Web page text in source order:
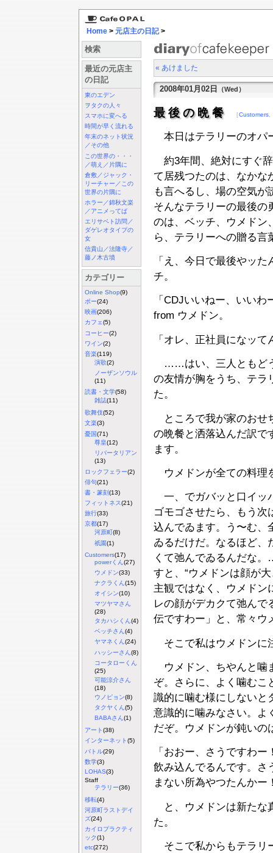
Home > 元店主の日記>
検索
最近の元店主
の日記
東のエデン
ヲタクの人々
スマホに変へる
時間が早く流れる
年末のネット状況
／その他
この世界の・・・
／萌え／片隅に
倉敷／ジャック・
リーチャー／この
世界の片隅に
ホラー／錦秋文楽
／アニメってば
エリサベト訪問／
ダゲレオタイプの
女
信貴山／法隆寺／
藤ノ木古墳
カテゴリー
Online Shop(9)
ポー(24)
映画(206)
カフェ(5)
コーヒー(2)
ワイン(2)
音楽(119)
演歌(2)
ノーザンソウル
(11)
読書・文学(58)
雑誌(11)
歌舞伎(52)
文楽(3)
憂国(71)
尊皇(12)
リバータリアン
(13)
ロックフェラー(2)
俳句(21)
書・篆刻(13)
フィットネス(21)
旅行(33)
京都(17)
河原町 (8)
祇園(1)
Customers(17)
powerくん (27)
ウメドン(33)
ナクラくん (15)
オイシン(10)
マツヤマさん
(28)
タカハシくん(4)
ベッチさん(4)
ヤマネくん(24)
ハッシーさん (8)
コータローくん
(25)
可能涼介さん
(18)
ウノピョン(8)
タクヤくん (5)
BABAさん (1)
アート(38)
インターネット(5)
バトル(29)
数学(3)
LOHAS(3)
Staff
テラリー(36)
移転(4)
河原町ラストデイ
ズ(24)
カイロプラクティ
ック(1)
etc(272)
« あけました
2008年01月02日 （Wed）
最後の晩餐 ［Customers,
本日はテラリーのオパ
約3年間、絶対にすぐ
て居残つたのは、なかな
も言へるし、場の空気
そんなテラリーの最後の
のは、ベッチ、ウメドン
ら、テラリーへの贈る言
「え、今日で最後やッ
チ。
「CDJいいねー、いい
from ウメドン。
「オレ、正社員になッ
……はい、三人ともど
の友情が胸をうち、テラ
た。
ところで我が家のおせ
の晩餐と洒落込んだ訳で
ます。
ウメドンが全ての料理
一、でガバッと口イッ
ゴモゴさせたら、もう次
込んでゐます。う〜む、
ゐるだけだ。なるほど、
くて弛んでゐるんだな
すと、“ウメドンは顔が
主観ではなく、ウメドン
レの顔がデカクて弛んで
伝ですわー」と、常々ウ
そこで私はウメドンに
ウメドン、ちやんと噛
ぞ。さらに、よく噛むこ
識的に噛む様にしないと
意識的に噛みなさい。よ
だぞ。ウメドンが鈍い
「おおー、さうですわ
飲み込んでるんです。さ
まない所為やつたんかー
と、ウメドンは新たな
た。
そこで私からもテラリ